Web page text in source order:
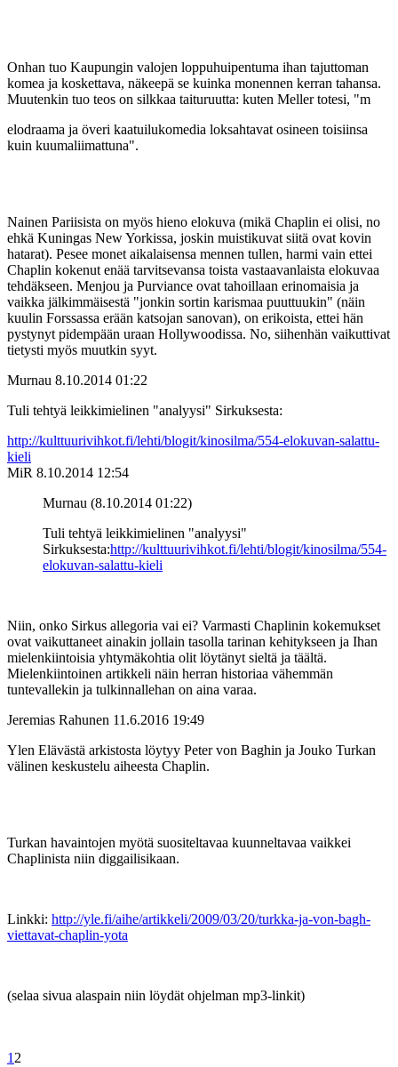
Onhan tuo Kaupungin valojen loppuhuipentuma ihan tajuttoman
komea ja koskettava, näkeepä se kuinka monennen kerran tahansa.
Muutenkin tuo teos on silkkaa taituruutta: kuten Meller totesi, "m
elodraama ja överi kaatuilukomedia loksahtavat osineen toisiinsa
kuin kuumaliimattuna".
Nainen Pariisista on myös hieno elokuva (mikä Chaplin ei olisi, no
ehkä Kuningas New Yorkissa, joskin muistikuvat siitä ovat kovin
hatarat). Pesee monet aikalaisensa mennen tullen, harmi vain ettei
Chaplin kokenut enää tarvitsevansa toista vastaavanlaista elokuvaa
tehdäkseen. Menjou ja Purviance ovat tahoillaan erinomaisia ja
vaikka jälkimmäisestä "jonkin sortin karismaa puuttuukin" (näin
kuulin Forssassa erään katsojan sanovan), on erikoista, ettei hän
pystynyt pidempään uraan Hollywoodissa. No, siihenhän vaikuttivat
tietysti myös muutkin syyt.
Murnau 8.10.2014 01:22
Tuli tehtyä leikkimielinen "analyysi" Sirkuksesta:
http://kulttuurivihkot.fi/lehti/blogit/kinosilma/554-elokuvan-salattu-
kieli
MiR 8.10.2014 12:54
Murnau (8.10.2014 01:22)
Tuli tehtyä leikkimielinen "analyysi"
Sirkuksesta:http://kulttuurivihkot.fi/lehti/blogit/kinosilma/554-
elokuvan-salattu-kieli
Niin, onko Sirkus allegoria vai ei? Varmasti Chaplinin kokemukset
ovat vaikuttaneet ainakin jollain tasolla tarinan kehitykseen ja Ihan
mielenkiintoisia yhtymäkohtia olit löytänyt sieltä ja täältä.
Mielenkiintoinen artikkeli näin herran historiaa vähemmän
tuntevallekin ja tulkinnallehan on aina varaa.
Jeremias Rahunen 11.6.2016 19:49
Ylen Elävästä arkistosta löytyy Peter von Baghin ja Jouko Turkan
välinen keskustelu aiheesta Chaplin.
Turkan havaintojen myötä suositeltavaa kuunneltavaa vaikkei
Chaplinista niin diggailisikaan.
Linkki: http://yle.fi/aihe/artikkeli/2009/03/20/turkka-ja-von-bagh-
viettavat-chaplin-yota
(selaa sivua alaspain niin löydät ohjelman mp3-linkit)
1 2